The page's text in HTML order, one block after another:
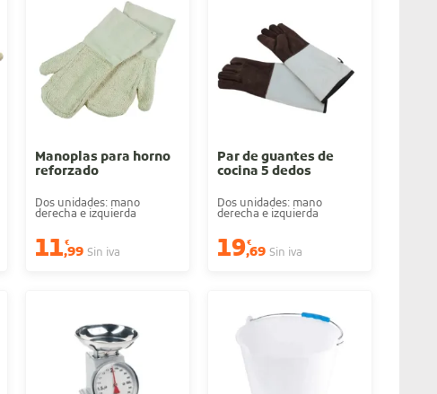
Manoplas para horno
reforzado
Dos unidades: mano
derecha e izquierda
11€
,99 Sin iva
Par de guantes de
cocina 5 dedos
Dos unidades: mano
derecha e izquierda
19€
,69 Sin iva